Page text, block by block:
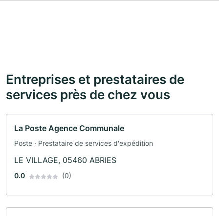
Entreprises et prestataires de
services près de chez vous
La Poste Agence Communale
Poste · Prestataire de services d'expédition
LE VILLAGE, 05460 ABRIES
0.0 (0)